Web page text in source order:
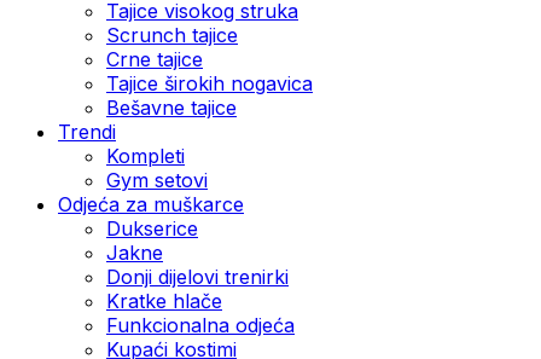
Tajice visokog struka
Scrunch tajice
Crne tajice
Tajice širokih nogavica
Bešavne tajice
Trendi
Kompleti
Gym setovi
Odjeća za muškarce
Dukserice
Jakne
Donji dijelovi trenirki
Kratke hlače
Funkcionalna odjeća
Kupaći kostimi